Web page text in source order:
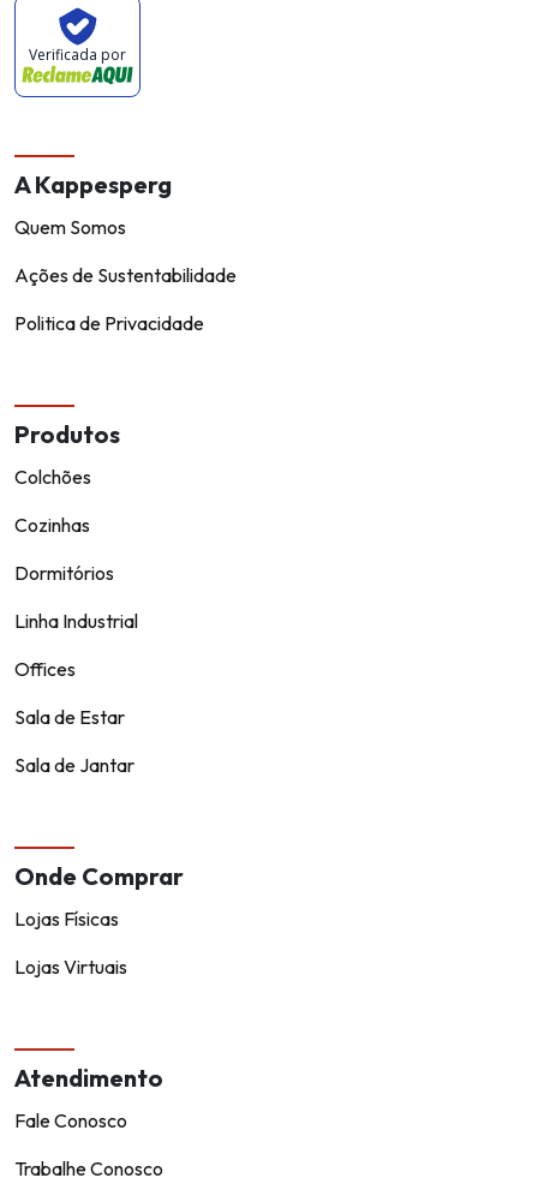
Verificada por
A Kappesperg
Quem Somos
Ações de Sustentabilidade
Politica de Privacidade
Produtos
Colchões
Cozinhas
Dormitórios
Linha Industrial
Offices
Sala de Estar
Sala de Jantar
Onde Comprar
Lojas Físicas
Lojas Virtuais
Atendimento
Fale Conosco
Trabalhe Conosco